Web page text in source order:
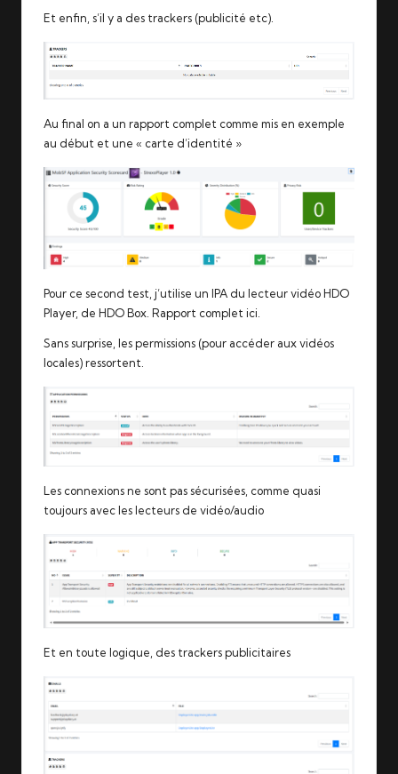
Et enfin, s’il y a des trackers (publicité etc).
Au final on a un rapport complet comme mis en exemple
au début et une « carte d’identité »
Pour ce second test, j’utilise un IPA du lecteur vidéo HDO
Player, de HDO Box. Rapport complet ici
Sans surprise, les permissions (pour accéder aux vidéos
locales) ressortent.
Les connexions ne sont pas sécurisées, comme quasi
toujours avec les lecteurs de vidéo/audio
Et en toute logique, des trackers publicitaires